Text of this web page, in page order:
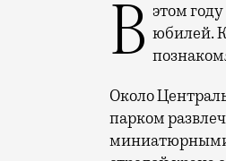
В этом году профессиональный праздник День строителя отмечает 70-летний юбилей. К
Около
парком
миниатюрными